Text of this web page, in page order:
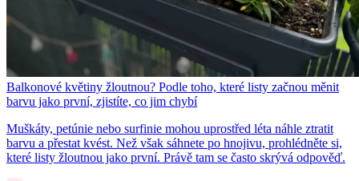
Balkonové květiny žloutnou? Podle toho, které listy začnou měnit
barvu jako první, zjistíte, co jim chybí
Muškáty, petúnie nebo surfinie mohou uprostřed léta náhle ztratit
barvu a přestat kvést. Než však sáhnete po hnojivu, prohlédněte si,
které listy žloutnou jako první. Právě tam se často skrývá odpověď.